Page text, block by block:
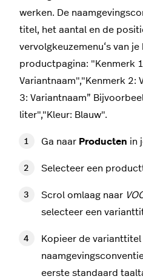
werken. De
titel, het aantal en de
vervolgkeuzemenu‘s van
productpagina: "Kenmerk
Variantnaam","Kenmerk 2:
3: Variantnaam”
liter","Kleur: Blauw".
Ga naar Producten in
Selecteer een
Scrol omlaag naar
selecteer een
Kopieer de
eerste standaard